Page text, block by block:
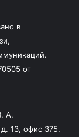
в
от
А.
13, офис 375.